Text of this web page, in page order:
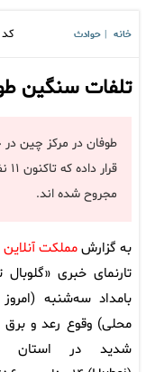
خانه حوادث
تلفات سنگین
مجروح شده اند.
به گزارشمملکت آنلاین
تارنمای خبری «گلوبال
بامداد سه‌شنبه
محلی) وقوع رعد و برق
شدید در استان